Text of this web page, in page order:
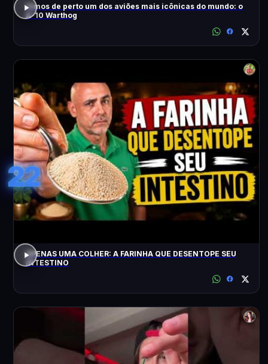
Vimos de perto um dos aviões mais icônicas do mundo: o
A-10 Warthog
22
APENAS UMA COLHER: A FARINHA QUE DESENTOPE SEU
INTESTINO